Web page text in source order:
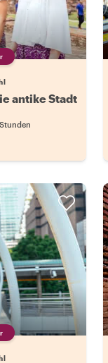
antike Stadt